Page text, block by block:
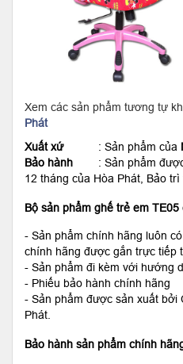
Xem các sản phẩm tương tự
Phát
Xuất xứ: Sản phẩm của
Bảo hành : Sản phẩm được
12 tháng của Hòa Phát, Bảo trì
Bộ sản phẩm ghế trẻ em
- Sản phẩm chính hãng luôn
chính hãng được gắn trực tiếp
- Sản phẩm đi kèm với hướng
- Phiếu bảo hành chính hãng
- Sản phẩm được sản xuất bởi
Phát.
Bảo hành sản phẩm chính